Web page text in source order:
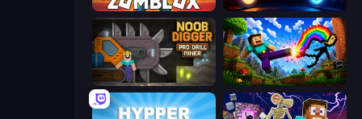
Zomblox Portal Escape
Noob Digger: Pro Drill Miner Noob: Wall Crusher